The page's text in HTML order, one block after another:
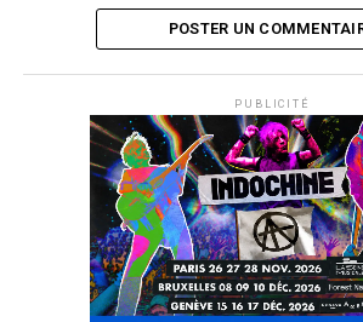
POSTER UN
PUBLICITÉ